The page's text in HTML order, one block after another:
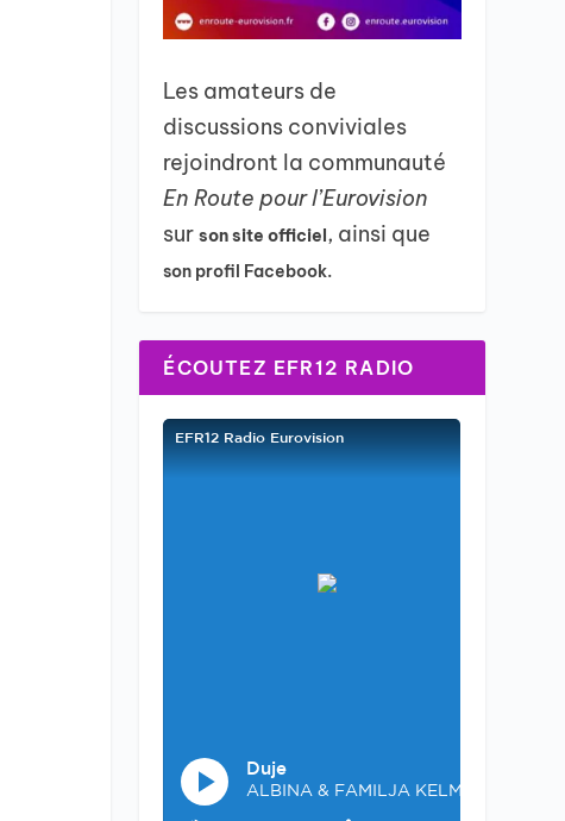
Les amateurs de
discussions conviviales
rejoindront la communauté
En Route pour l’Eurovision
surson site officiel, ainsi que
son profil Facebook.
ÉCOUTEZ EFR12 RADIO